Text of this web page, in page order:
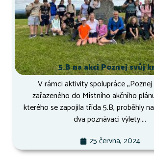
5.B na akci Poznej svůj
V rámci aktivity spolupráce ,,Poznej
zařazeného do Místního akčního
kterého se zapojila třída 5.B, proběhly
dva poznávací výlety....
25 června, 2024